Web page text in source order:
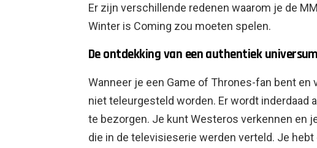
Er zijn verschillende redenen waarom je de
Winter is Coming zou moeten spelen.
De ontdekking van een authentiek universum
Wanneer je een Game of Thrones-fan bent en
niet teleurgesteld worden. Er wordt inderdaad
te bezorgen. Je kunt Westeros verkennen en
die in de televisieserie werden verteld. Je